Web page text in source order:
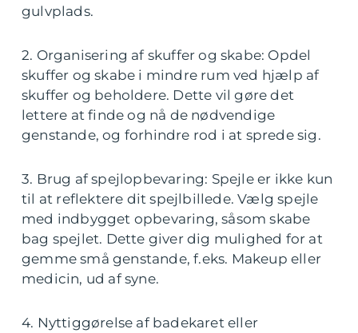
gulvplads.
2. Organisering af skuffer og skabe: Opdel
skuffer og skabe i mindre rum ved hjælp af
skuffer og beholdere. Dette vil gøre det
lettere at finde og nå de nødvendige
genstande, og forhindre rod i at sprede sig.
3. Brug af spejlopbevaring: Spejle er ikke kun
til at reflektere dit spejlbillede. Vælg spejle
med indbygget opbevaring, såsom skabe
bag spejlet. Dette giver dig mulighed for at
gemme små genstande, f.eks. Makeup eller
medicin, ud af syne.
4. Nyttiggørelse af badekaret eller